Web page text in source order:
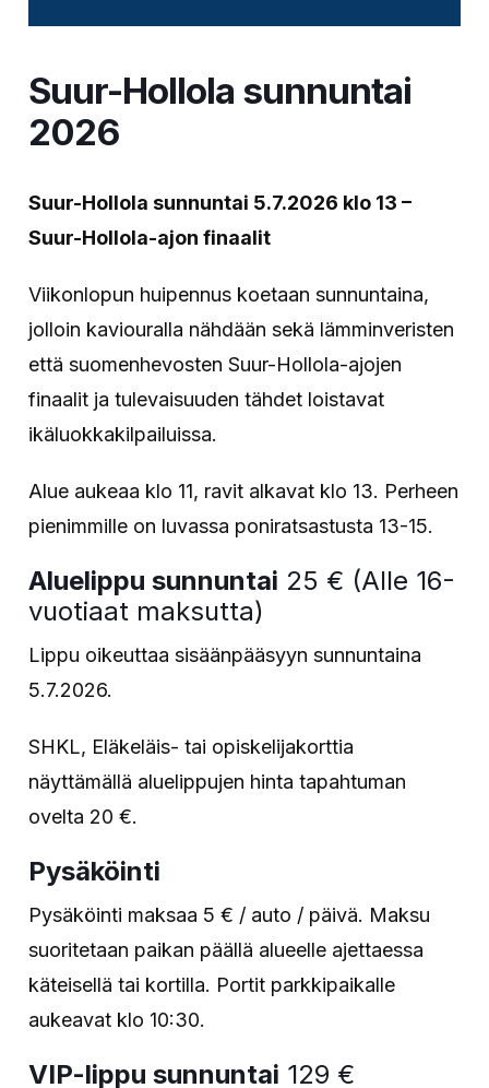
Suur-Hollola sunnuntai
2026
Suur-Hollola sunnuntai 5.7.2026 klo 13 –
Suur-Hollola-ajon finaalit
Viikonlopun huipennus koetaan sunnuntaina,
jolloin kaviouralla nähdään sekä lämminveristen
että suomenhevosten Suur-Hollola-ajojen
finaalit ja tulevaisuuden tähdet loistavat
ikäluokkakilpailuissa.
Alue aukeaa klo 11, ravit alkavat klo 13. Perheen
pienimmille on luvassa poniratsastusta 13-15.
Aluelippu sunnuntai 25 € (Alle 16-
vuotiaat maksutta)
Lippu oikeuttaa sisäänpääsyyn sunnuntaina
5.7.2026.
SHKL, Eläkeläis- tai opiskelijakorttia
näyttämällä aluelippujen hinta tapahtuman
ovelta 20 €.
Pysäköinti
Pysäköinti maksaa 5 € / auto / päivä. Maksu
suoritetaan paikan päällä alueelle ajettaessa
käteisellä tai kortilla. Portit parkkipaikalle
aukeavat klo 10:30.
VIP-lippu sunnuntai 129 €